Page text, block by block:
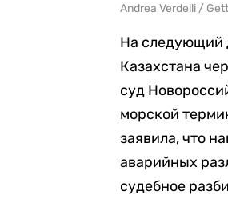
Andrea Verdelli /
На следующий
Казахстана
суд
морской
заявила, что
аварийных
судебное